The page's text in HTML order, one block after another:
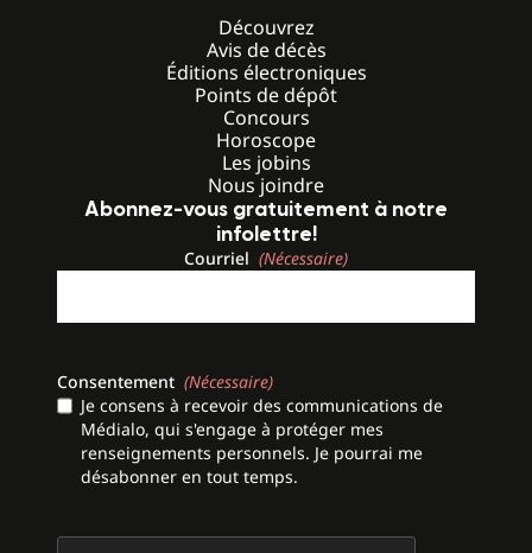
Découvrez
Avis de décès
Éditions électroniques
Points de dépôt
Concours
Horoscope
Les jobins
Nous joindre
Abonnez-vous gratuitement à notre
infolettre!
Courriel (Nécessaire)
Consentement (Nécessaire)
Je consens à recevoir des communications de
Médialo, qui s'engage à protéger mes
renseignements personnels. Je pourrai me
désabonner en tout temps.